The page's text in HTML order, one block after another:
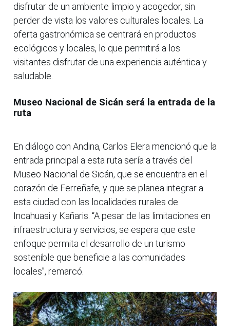
disfrutar de un ambiente limpio y acogedor, sin
perder de vista los valores culturales locales. La
oferta gastronómica se centrará en productos
ecológicos y locales, lo que permitirá a los
visitantes disfrutar de una experiencia auténtica y
saludable.
Museo Nacional de Sicán será la entrada de la
ruta
En diálogo con Andina, Carlos Elera mencionó que la
entrada principal a esta ruta sería a través del
Museo Nacional de Sicán, que se encuentra en el
corazón de Ferreñafe, y que se planea integrar a
esta ciudad con las localidades rurales de
Incahuasi y Kañaris. “A pesar de las limitaciones en
infraestructura y servicios, se espera que este
enfoque permita el desarrollo de un turismo
sostenible que beneficie a las comunidades
locales”, remarcó.